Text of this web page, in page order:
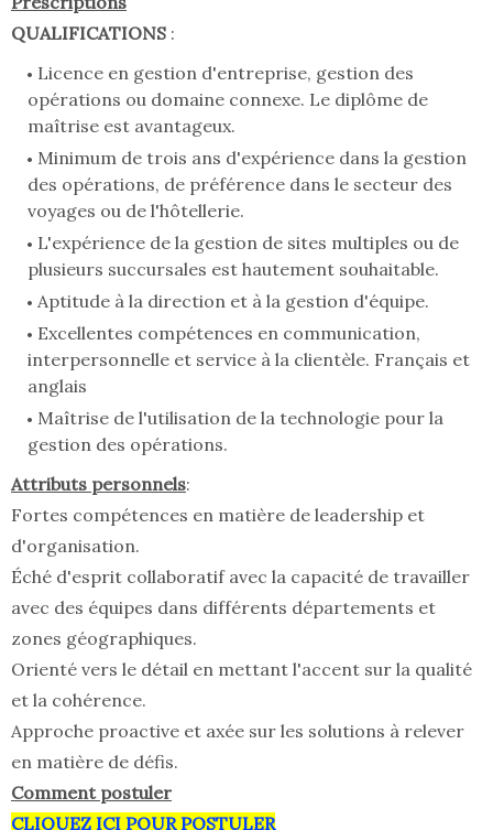
QUALIFICATIONS :
Licence en gestion d'entreprise, gestion des
opérations ou domaine connexe. Le diplôme de
maîtrise est avantageux.
Minimum de trois ans d'expérience dans la gestion
des opérations, de préférence dans le secteur des
voyages ou de l'hôtellerie.
L'expérience de la gestion de sites multiples ou de
plusieurs succursales est hautement souhaitable.
Aptitude à la direction et à la gestion d'équipe.
Excellentes compétences en communication,
interpersonnelle et service à la clientèle. Français et
anglais
Maîtrise de l'utilisation de la technologie pour la
gestion des opérations.
Attributs personnels:
Fortes compétences en matière de leadership et
d'organisation.
Éché d'esprit collaboratif avec la capacité de travailler
avec des équipes dans différents départements et
zones géographiques.
Orienté vers le détail en mettant l'accent sur la qualité
et la cohérence.
Approche proactive et axée sur les solutions à relever
en matière de défis.
Comment postuler
CLIQUEZ ICI POUR POSTULER